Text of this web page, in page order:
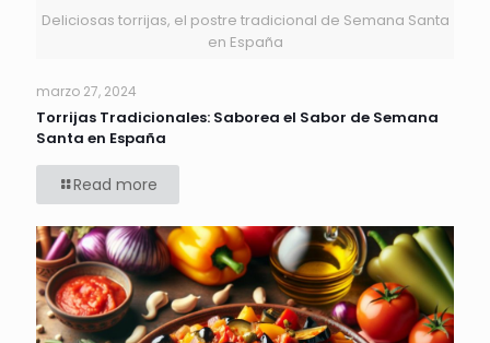
Deliciosas torrijas, el postre tradicional de Semana Santa
en España
marzo 27, 2024
Torrijas Tradicionales: Saborea el Sabor de Semana
Santa en España
Read more